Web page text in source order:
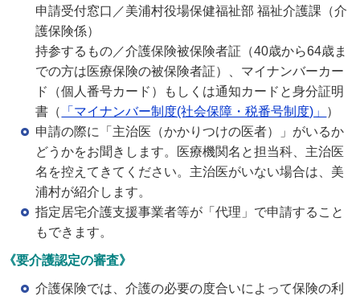
申請受付窓口／美浦村役場保健福祉部 福祉介護課（介
護保険係）
持参するもの／介護保険被保険者証（40歳から64歳ま
での方は医療保険の被保険者証）、マイナンバーカー
ド（個人番号カード）もしくは通知カードと身分証明
書（
「マイナンバー制度(社会保障・税番号制度)」 ）
申請の際に「主治医（かかりつけの医者）」がいるか
どうかをお聞きします。医療機関名と担当科、主治医
名を控えてきてください。主治医がいない場合は、美
浦村が紹介します。
指定居宅介護支援事業者等が「代理」で申請すること
もできます。
《要介護認定の審査》
介護保険では、介護の必要の度合いによって保険の利